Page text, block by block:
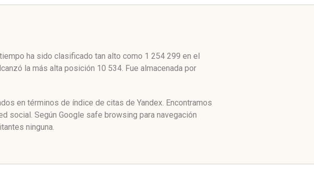
ha sido clasificado tan alto como 1 254 299 en el
la más alta posición 10 534. Fue almacenada por
en términos de índice de citas de Yandex. Encontramos
social. Según Google safe browsing para navegación
ninguna.